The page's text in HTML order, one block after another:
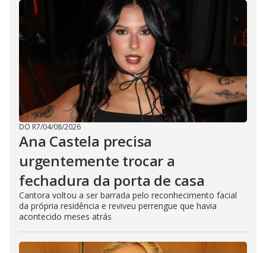
DO R7/04/08/2026
Ana Castela precisa
urgentemente trocar a
fechadura da porta de casa
Cantora voltou a ser barrada pelo reconhecimento facial
da própria residência e reviveu perrengue que havia
acontecido meses atrás